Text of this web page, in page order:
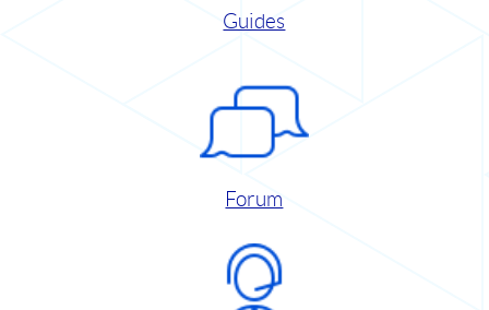
Guides
Forum